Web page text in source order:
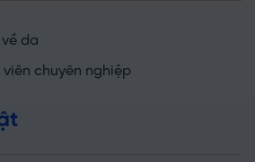
da
chuyên nghiệp